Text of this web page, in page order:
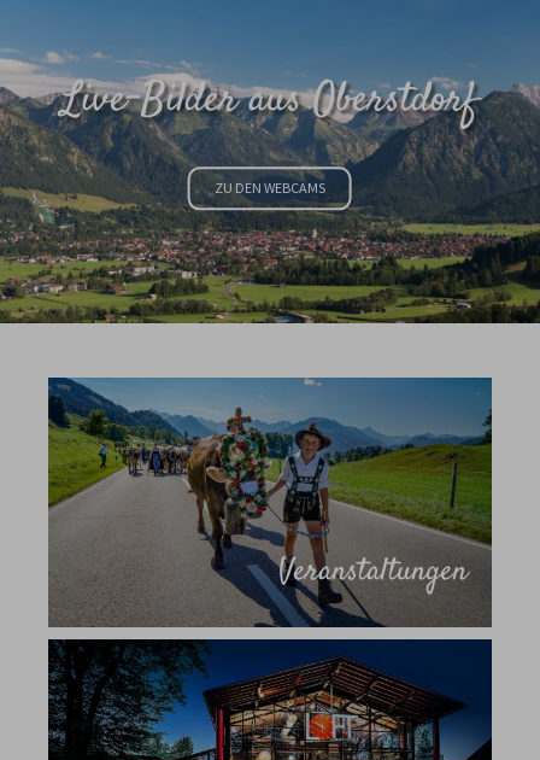
Live-Bilder aus Oberstdorf
ZU DEN WEBCAMS
Veranstaltungen